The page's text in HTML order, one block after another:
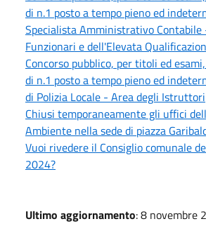
di n.1 posto a tempo pieno ed
Specialista Amministrativo Contabile
Funzionari e dell'Elevata
Concorso pubblico, per titoli ed
di n.1 posto a tempo pieno ed
di Polizia Locale - Area degli Istruttori
Chiusi temporaneamente gli uffici
Ambiente nella sede di piazza
Vuoi rivedere il Consiglio comunale
2024?
Ultimo aggiornamento: 8 novembre